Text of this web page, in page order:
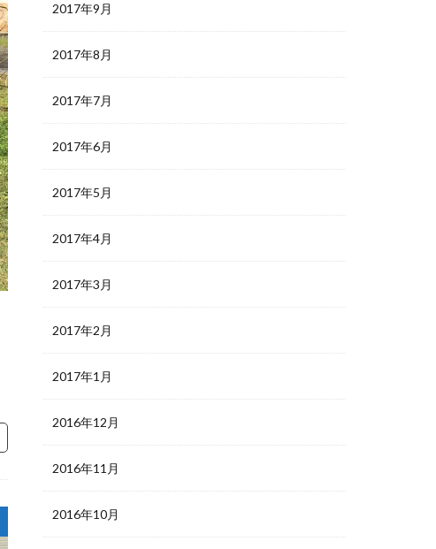
2017年9月
2017年8月
2017年7月
2017年6月
2017年5月
2017年4月
2017年3月
2017年2月
2017年1月
2016年12月
2016年11月
2016年10月